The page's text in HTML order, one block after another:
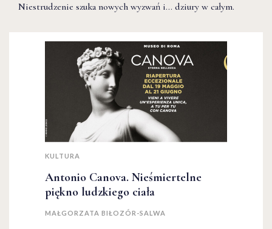
Niestrudzenie szuka nowych wyzwań i… dziury w całym.
KULTURA
Antonio Canova. Nieśmiertelne
piękno ludzkiego ciała
MAŁGORZATA BIŁOZÓR-SALWA